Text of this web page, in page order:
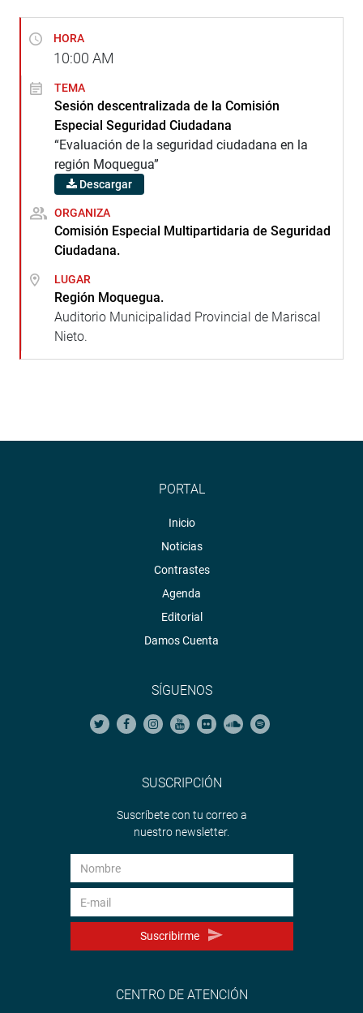
HORA
10:00 AM
TEMA
Sesión descentralizada de la Comisión
Especial Seguridad Ciudadana
“Evaluación de la seguridad ciudadana en la
región Moquegua”
Descargar
ORGANIZA
Comisión Especial Multipartidaria de Seguridad
Ciudadana.
LUGAR
Región Moquegua.
Auditorio Municipalidad Provincial de Mariscal
Nieto.
PORTAL
Inicio
Noticias
Contrastes
Agenda
Editorial
Damos Cuenta
SÍGUENOS
SUSCRIPCIÓN
Suscríbete con tu correo a
nuestro newsletter.
Suscribirme
CENTRO DE ATENCIÓN